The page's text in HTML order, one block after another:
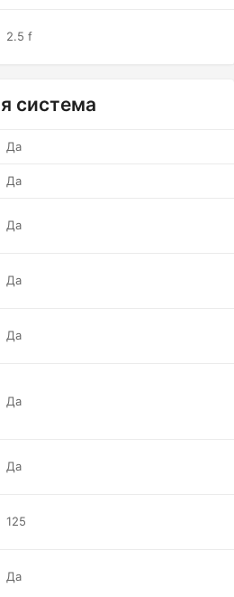
2.5 f
система
Да
Да
Да
Да
Да
Да
Да
125
Да